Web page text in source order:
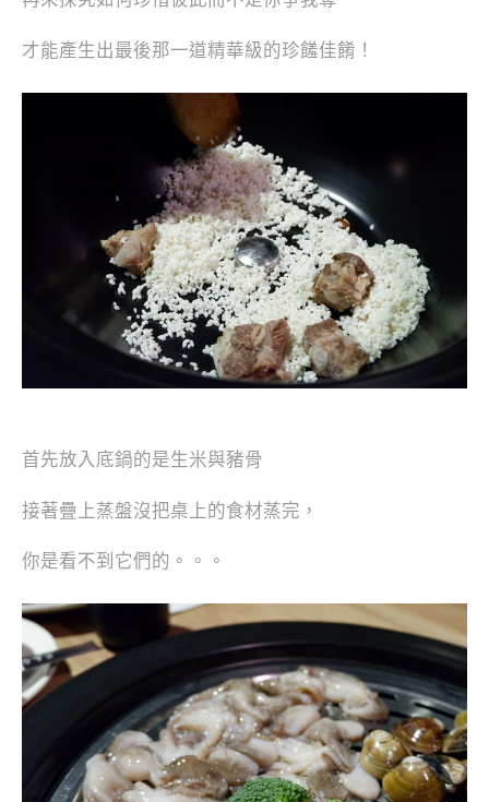
才能產生出最後那一道精華級的珍饈佳餚！
首先放入底鍋的是生米與豬骨
接著疊上蒸盤沒把桌上的食材蒸完，
你是看不到它們的。。。